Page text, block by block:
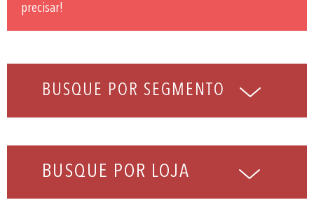
precisar!
BUSQUE POR LOJA